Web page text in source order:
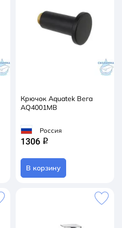
Крючок Aquatek Вега
AQ4001MB
Россия
1306 q
В корзину